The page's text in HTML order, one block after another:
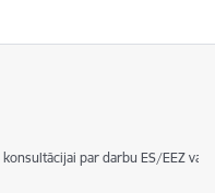
par darbu ES/EEZ